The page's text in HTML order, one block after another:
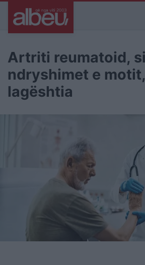
Artriti reumatoid,
ndryshimet e
lagështia